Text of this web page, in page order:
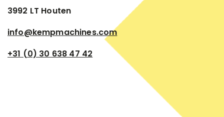
3992 LT Houten
info@kempmachines.com
+31 (0) 30 638 47 42